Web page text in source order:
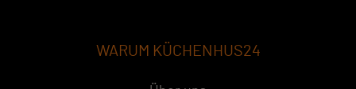
WARUM KÜCHENHUS24